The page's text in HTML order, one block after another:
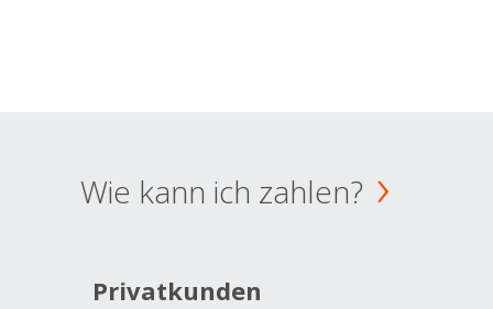
Wie kann ich zahlen?
Privatkunden